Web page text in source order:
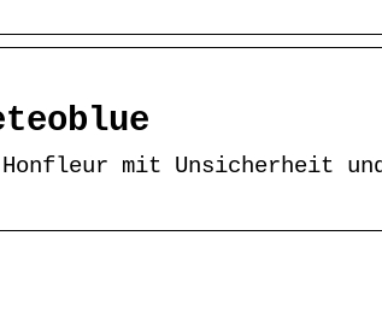
mit Unsicherheit